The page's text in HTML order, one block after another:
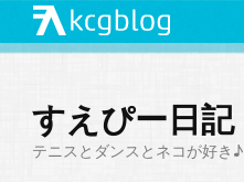
すえぴー日記
テニスとダンスとネコが好き♪